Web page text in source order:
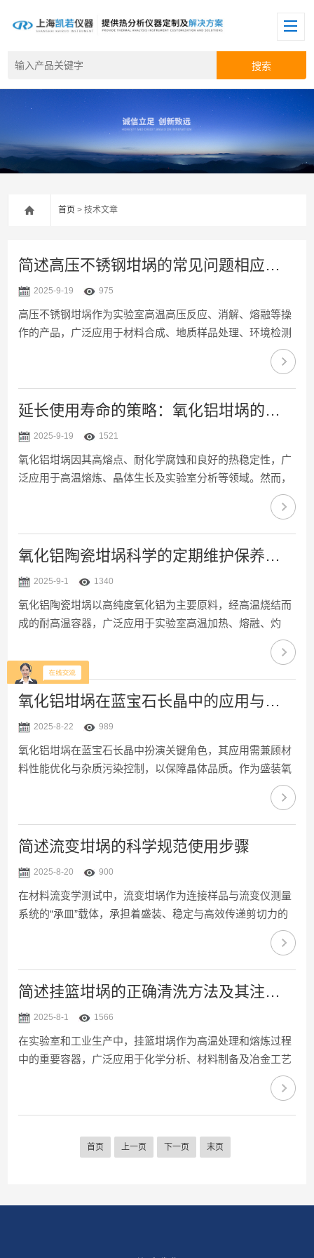
首页 > 技术文章
简述高压不锈钢坩埚的常见问题相应解决方法
2025-9-19 975
高压不锈钢坩埚作为实验室高温高压反应、消解、熔融等操
作的产品，广泛应用于材料合成、地质样品处理、环境检测
与核工业领域。其耐压、耐腐蚀、耐高温的特性，使其能在
数兆帕压力与数百摄氏度高温下安全运行。然而，在恶劣工
况下长期使用，高压不锈钢坩埚常出现密封失效、腐蚀穿
孔、变形卡死等问题。掌握科学诊断与高效解决方法，是确
加热或加压过程中有蒸汽或液体从盖体缝隙溢出。原因与对
策：密封圈老化：O型硅胶或氟橡胶圈长期受热易硬化、开
裂，需定期检查...
延长使用寿命的策略：氧化铝坩埚的维护与保养指南
2025-9-19 1521
氧化铝坩埚因其高熔点、耐化学腐蚀和良好的热稳定性，广
泛应用于高温熔炼、晶体生长及实验室分析等领域。然而，
不当使用和缺乏维护会显著缩短其寿命。本文从使用前准
备、操作规范、清洁存储及定期检查四方面，提供系统性保
养策略。一、使用前预处理：消除潜在损伤预烧结处理：新
坩埚使用前，需在低于最高使用温度200℃的条件下空烧2-3
险。例如，实验室用氧化铝坩埚（最高温1800℃）建议先在
1600℃下预烧。表面检查：使用前需用放大镜观察内壁是否
有...
氧化铝陶瓷坩埚科学的定期维护保养方法分享
2025-9-1 1340
氧化铝陶瓷坩埚以高纯度氧化铝为主要原料，经高温烧结而
成的耐高温容器，广泛应用于实验室高温加热、熔融、灼
烧、灰化、X射线荧光分析（XRF）及贵金属处理等场景。
其耐温可达1600℃以上，具有优异的耐腐蚀性、绝缘性和化
学稳定性。然而，氧化铝陶瓷坩埚若使用和保养不当，易出
现开裂、污染或性能下降。科学的定期维护保养可显著延长
即时清洁冷却处理：实验结束后，应将氧化铝陶瓷坩埚置于
干燥器或石棉网上自然冷却至室温，严禁骤冷（如水冲或接
触冷金属...
氧化铝坩埚在蓝宝石长晶中的应用与污染控制
2025-8-22 989
氧化铝坩埚在蓝宝石长晶中扮演关键角色，其应用需兼顾材
料性能优化与杂质污染控制，以保障晶体品质。作为盛装氧
化铝熔体的核心容器，氧化铝坩埚凭借高熔点（2050℃）、
耐化学腐蚀性及热稳定性，成为泡生法、焰熔法等主流工艺
的选。然而，其应用面临两大核心挑战：杂质污染与热应力
损伤。杂质污染控制是核心难题。氧化铝坩埚在高温下可能
热时会气化或氧化，析出物进入晶体形成散射中心，导致晶
体透光率下降。为此，行业采用多重防护策略：一是选用高
纯度原料...
简述流变坩埚的科学规范使用步骤
2025-8-20 900
在材料流变学测试中，流变坩埚作为连接样品与流变仪测量
系统的“承皿”载体，承担着盛装、稳定与高效传递剪切力的
关键角色。广泛应用于高分子熔体、聚合物溶液、涂料、凝
胶、食品及化妆品等软物质的黏弹性、流动行为与结构演变
研究。其轻质、导热快、耐腐蚀的特性使其成为高温或动态
扫描测试的理想选择。为确保测试精度与设备安全，必须遵
变仪型号（如TA、AntonPaar、ThermoHAAKE）选择匹配
的铝盘坩埚，常见规格有8mm、25mm、35...
简述挂篮坩埚的正确清洗方法及其注意事项
2025-8-1 1566
在实验室和工业生产中，挂篮坩埚作为高温处理和熔炼过程
中的重要容器，广泛应用于化学分析、材料制备及冶金工艺
等领域。随着使用频率的增加，其内壁会积累残留物，影响
实验结果或产品质量。因此，定期进行清洗显得尤为重要。
本文将详细介绍挂篮坩埚的正确清洗方法及其注意事项。
温下使用的坩埚，表面常附着一层金属氧化物，尤其是铁、
净。若氧化...
首页 上一页 下一页 末页